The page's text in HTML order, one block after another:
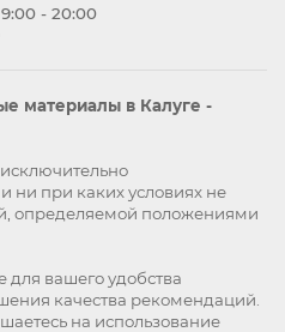
- 20:00
материалы в Калуге -
ни при каких условиях не
определяемой положениями
для вашего удобства
качества рекомендаций.
на использование